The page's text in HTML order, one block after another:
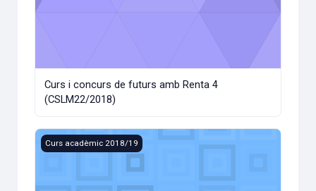
Curs i concurs de futurs amb Renta 4
(CSLM22/2018)
Spring Seminars on Economics and Business (CSLM18/
Curs acadèmic 2018/19